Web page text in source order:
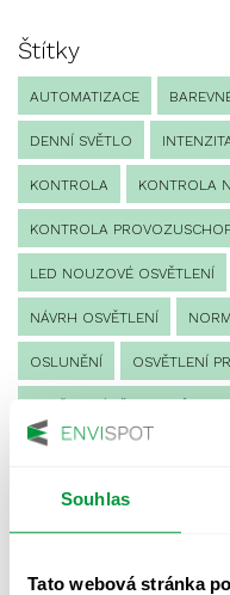
Souhlas
Tato webová stránka
Štítky
AUTOMATIZACE
DENNÍ SVĚTLO
KONTROLA KONTROLA
KONTROLA
LED NOUZOVÉ OSVĚTLENÍ
NÁVRH OSVĚTLENÍ
OSLUNĚNÍ OSVĚTLENÍ
OSVĚTLENÍ SPORTOVIŠŤ
PROTIPANICKÉ OSVĚTLENÍ
PROVOZNÍ DENÍK
REVIZE NOUZOVÉHO